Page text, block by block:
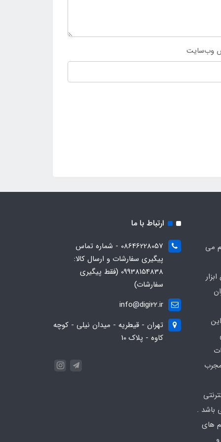
وب‌سایت
می
باشد .
های
ارتباط با ما
08646228057 - شماره تماس
پیگیری سفارشات و ارسال کالا:
09938154838 (فقط پیگیری
سفارشات)
info@digi22.ir
تهران - قیطریه - میدان نیلی - کوچه
کاوه - پلاک 10